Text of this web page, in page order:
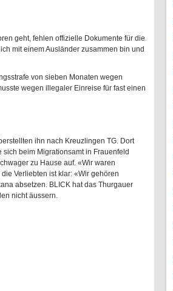
geht, fehlen offizielle Dokumente für die
mit einem Ausländer zusammen bin und
von sieben Monaten wegen
wegen illegaler Einreise für fast einen
ihn nach Kreuzlingen TG. Dort
beim Migrationsamt in Frauenfeld
zu Hause auf. «Wir waren
Verliebten ist klar: «Wir gehören
absetzen. BLICK hat das Thurgauer
nicht äussern.